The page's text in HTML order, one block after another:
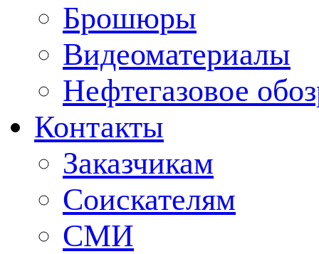
Брошюры
Видеоматериалы
Нефтегазовое
Контакты
Заказчикам
Соискателям
СМИ